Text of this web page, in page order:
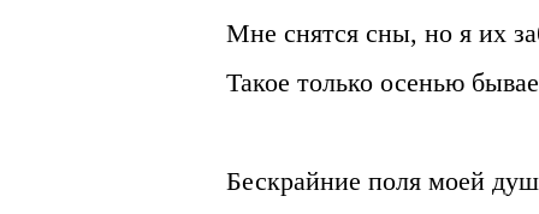
Мне снятся сны, но я их
Такое только осенью
Бескрайние поля моей